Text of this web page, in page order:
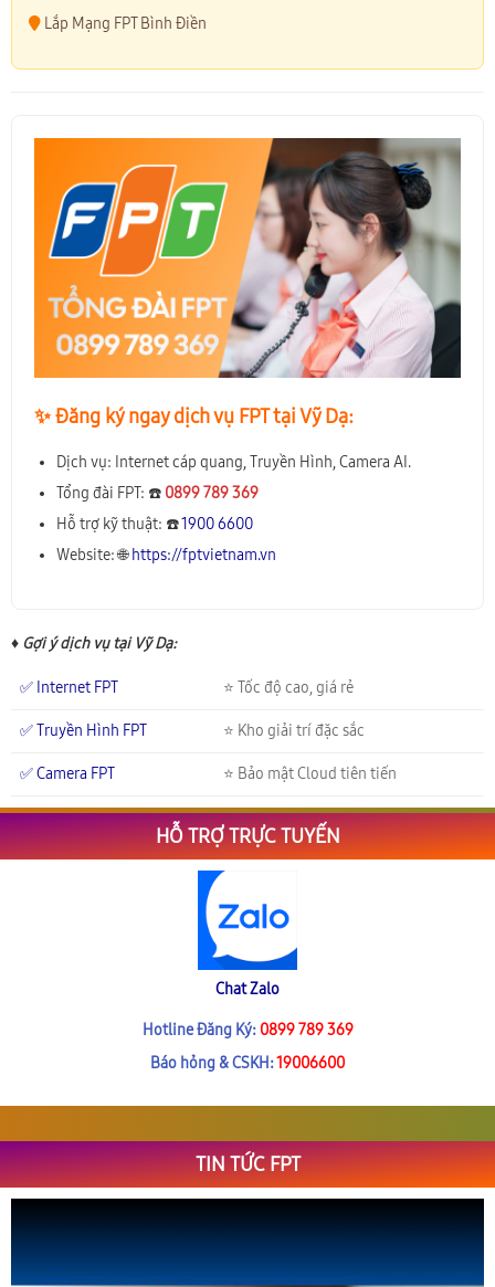
Lắp Mạng FPT Bình Điền
✨️ Đăng ký ngay dịch vụ FPT tại Vỹ Dạ:
Dịch vụ: Internet cáp quang, Truyền Hình, Camera AI.
Tổng đài FPT: ☎️ 0899 789 369
Hỗ trợ kỹ thuật: ☎️1900 6600
Website: 🌐https://fptvietnam.vn
♦ Gợi ý dịch vụ tại Vỹ Dạ:
✅ Internet FPT ⭐ Tốc độ cao, giá rẻ
✅ Truyền Hình FPT ⭐ Kho giải trí đặc sắc
✅ Camera FPT ⭐ Bảo mật Cloud tiên tiến
HỖ TRỢ TRỰC TUYẾN
Chat Zalo
Hotline Đăng Ký: 0899 789 369
Báo hỏng & CSKH:19006600
TIN TỨC FPT